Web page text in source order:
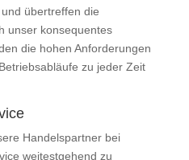
übertreffen die
unser konsequentes
die hohen Anforderungen
zu jeder Zeit
Handelspartner bei
weitestgehend zu